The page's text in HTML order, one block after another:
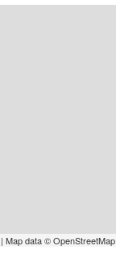
| Map data © OpenStreetMap